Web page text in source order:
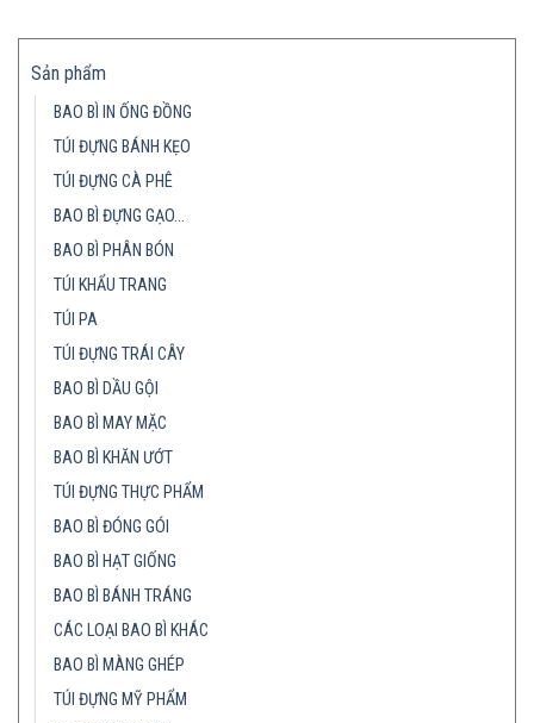
Sản phẩm
BAO BÌ IN ỐNG ĐỒNG
TÚI ĐỰNG BÁNH KẸO
TÚI ĐỰNG CÀ PHÊ
BAO BÌ ĐỰNG GẠO…
BAO BÌ PHÂN BÓN
TÚI KHẨU TRANG
TÚI PA
TÚI ĐỰNG TRÁI CÂY
BAO BÌ DẦU GỘI
BAO BÌ MAY MẶC
BAO BÌ KHĂN ƯỚT
TÚI ĐỰNG THỰC PHẨM
BAO BÌ ĐÓNG GÓI
BAO BÌ HẠT GIỐNG
BAO BÌ BÁNH TRÁNG
CÁC LOẠI BAO BÌ KHÁC
BAO BÌ MÀNG GHÉP
TÚI ĐỰNG MỸ PHẨM